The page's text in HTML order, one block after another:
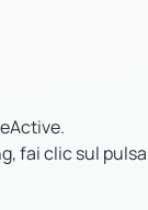
fai clic sul